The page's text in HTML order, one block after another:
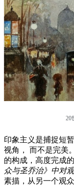
20
印象主义是捕捉短
视角， 而不是完美
的构成，高度完成
众与圣乔治》中对
素描，从另一个观